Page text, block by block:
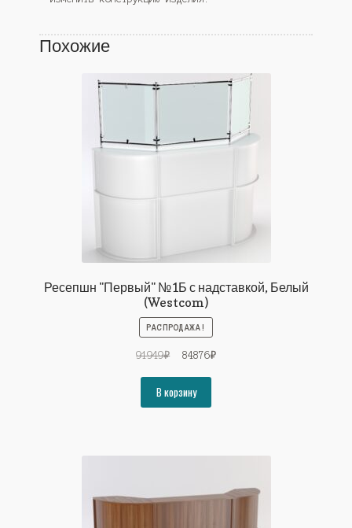
Похожие
Ресепшн "Первый" №1Б с надставкой, Белый
(Westcom)
РАСПРОДАЖА!
91949₽
Первоначальная
составляла
91949₽.
84876₽Текущая
В корзину